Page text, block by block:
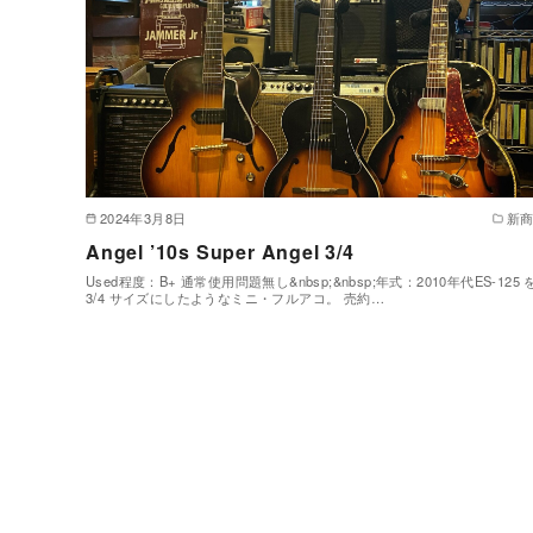
2024年3月8日 新
Angel ’10s Super Angel 3/4
Used程度：B+ 通常使用問題無し&nbsp;&nbsp;年式：2010年代ES-125
3/4 サイズにしたようなミニ・フルアコ。 売約…